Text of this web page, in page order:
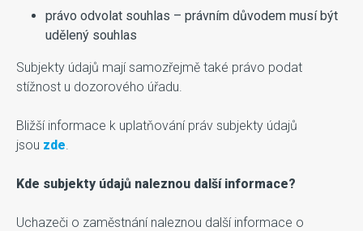
právo odvolat souhlas – právním důvodem musí být
udělený souhlas
Subjekty údajů mají samozřejmě také právo podat
stížnost u dozorového úřadu.
Bližší informace k uplatňování práv subjekty údajů
jsou zde.
Kde subjekty údajů naleznou další informace?
Uchazeči o zaměstnání naleznou další informace o